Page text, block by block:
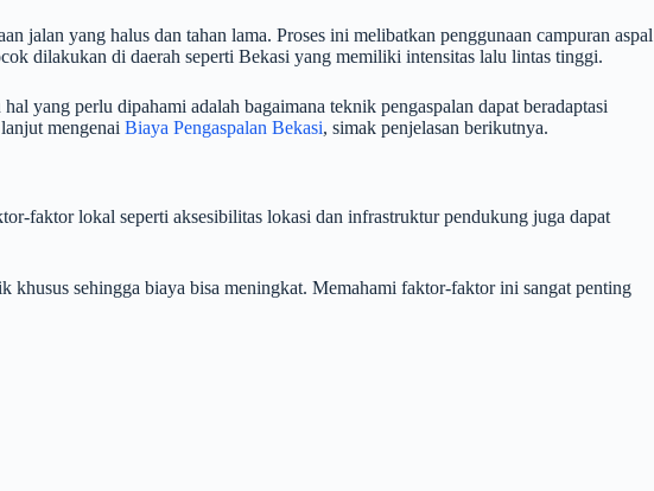
jalan yang halus dan tahan lama. Proses ini melibatkan penggunaan campuran aspal
dilakukan di daerah seperti Bekasi yang memiliki intensitas lalu lintas tinggi.
yang perlu dipahami adalah bagaimana teknik pengaspalan dapat beradaptasi
mengenai Biaya Pengaspalan Bekasi, simak penjelasan berikutnya.
faktor lokal seperti aksesibilitas lokasi dan infrastruktur pendukung juga dapat
sehingga biaya bisa meningkat. Memahami faktor-faktor ini sangat penting